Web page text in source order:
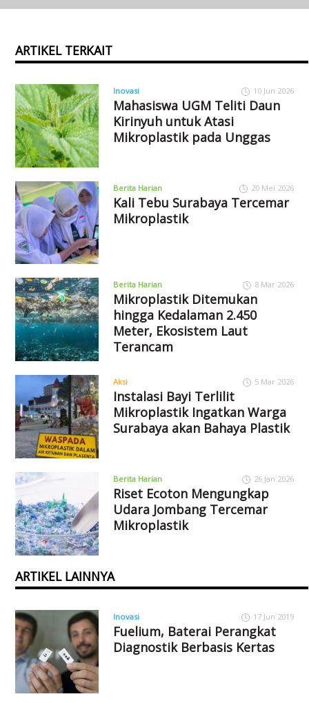
ARTIKEL TERKAIT
Inovasi 10 Jun 2026
Mahasiswa UGM Teliti Daun
Kirinyuh untuk Atasi
Mikroplastik pada Unggas
Berita Harian 20 Mei 2026
Kali Tebu Surabaya Tercemar
Mikroplastik
Berita Harian 8 Mar 2026
Mikroplastik Ditemukan
hingga Kedalaman 2.450
Meter, Ekosistem Laut
Terancam
Aksi 5 Mar 2026
Instalasi Bayi Terlilit
Mikroplastik Ingatkan Warga
Surabaya akan Bahaya Plastik
Berita Harian 26 Jan 2026
Riset Ecoton Mengungkap
Udara Jombang Tercemar
Mikroplastik
ARTIKEL LAINNYA
Inovasi 17 Jun 2019
Fuelium, Baterai Perangkat
Diagnostik Berbasis Kertas